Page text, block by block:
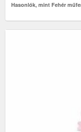
Hasonlók, mint Fehér